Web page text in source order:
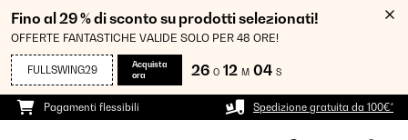
Fino al 29 % di sconto su prodotti selezionati!
OFFERTE FANTASTICHE VALIDE SOLO PER 48 ORE!
FULLSWING29
Acquista
ora
26 O 12 M 04 S
Pagamenti flessibili Spedizione gratuita da 100€*